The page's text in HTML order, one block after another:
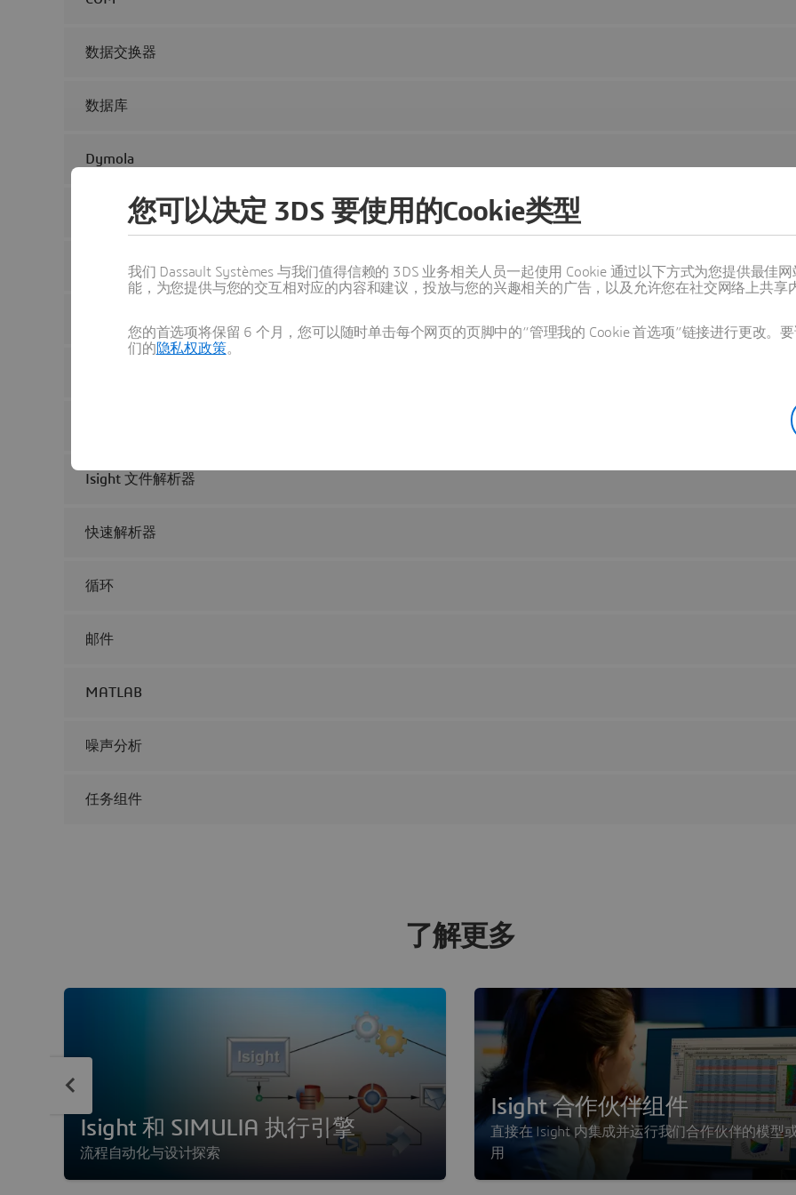
数据交换器
数据库
Dymola
网格插件 LSF
Isight 文件解析器
快速解析器
循环
邮件
MATLAB
噪声分析
任务组件
了解更多
Isight 和 SIMULIA 执行引擎
流程自动化与设计探索
Isight 合作伙伴组件
直接在 Isight 内集成并运行我们合作伙伴的模型
用
您可以决定 3DS 要使用的Cookie类型
我们 Dassault Systèmes 与我们值得信赖的 3DS 业务相关人员一起使用 Cookie 通过以下方式为您提供最佳
能，为您提供与您的交互相对应的内容和建议，投放与您的兴趣相关的广告，以及允许您在社交网络上共享
您的首选项将保留 6 个月，您可以随时单击每个网页的页脚中的“管理我的 Cookie 首选项”链接进行更改。
们的隐私权政策。